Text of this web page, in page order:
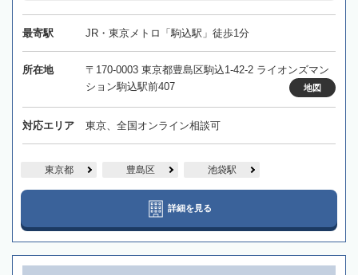
最寄駅 JR・東京メトロ「駒込駅」徒歩1分
所在地
〒170-0003 東京都豊島区駒込1-42-2 ライオンズマン
ション駒込駅前407
地図
対応エリア 東京、全国オンライン相談可
東京都 豊島区 池袋駅
詳細を見る